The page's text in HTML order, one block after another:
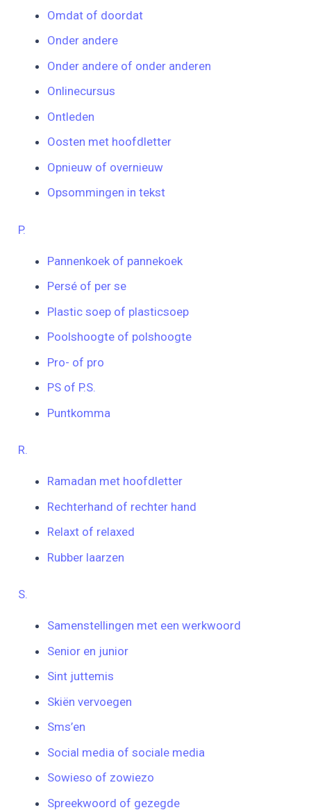
Omdat of doordat
Onder andere
Onder andere of onder anderen
Onlinecursus
Ontleden
Oosten met hoofdletter
Opnieuw of overnieuw
Opsommingen in tekst
P.
Pannenkoek of pannekoek
Persé of per se
Plastic soep of plasticsoep
Poolshoogte of polshoogte
Pro- of pro
PS of P.S.
Puntkomma
R.
Ramadan met hoofdletter
Rechterhand of rechter hand
Relaxt of relaxed
Rubber laarzen
S.
Samenstellingen met een werkwoord
Senior en junior
Sint juttemis
Skiën vervoegen
Sms’en
Social media of sociale media
Sowieso of zowiezo
Spreekwoord of gezegde